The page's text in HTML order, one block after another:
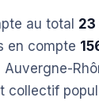
au total 23
en compte
collectif